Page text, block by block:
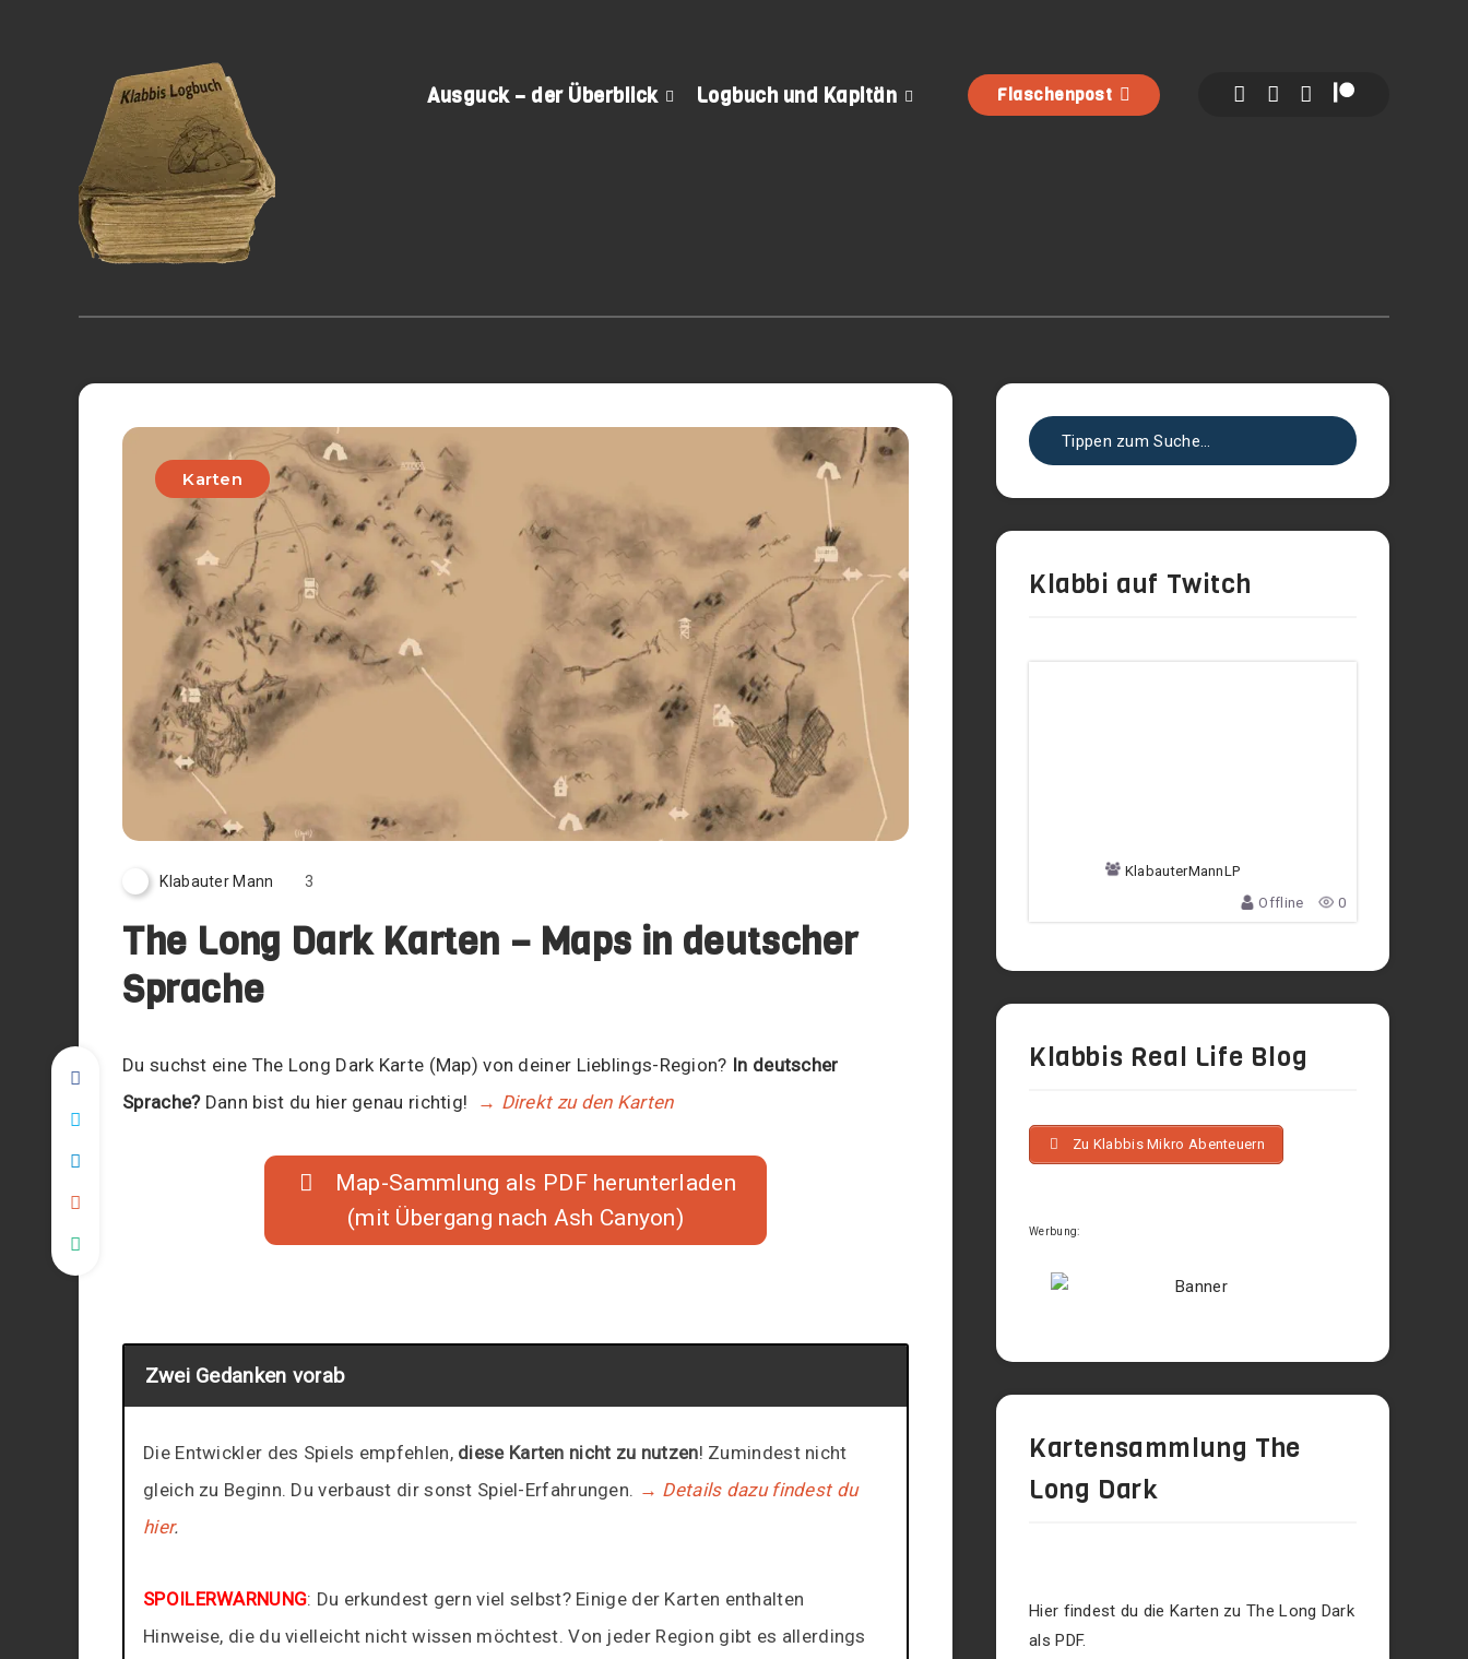
Ausguck – der Überblick Logbuch und Kapitän Flaschenpost
Karten
Klabauter Mann 3
The Long Dark Karten – Maps in deutscher
Sprache
Du suchst eine The Long Dark Karte (Map) von deiner Lieblings-Region? In deutscher
Sprache?Dann bist du hier genau richtig! → Direkt zu den Karten
Map-Sammlung als PDF herunterladen
(mit Übergang nach Ash Canyon)
Zwei Gedanken vorab
Die Entwickler des Spiels empfehlen, diese Karten nicht zu nutzen! Zumindest nicht
gleich zu Beginn. Du verbaust dir sonst Spiel-Erfahrungen. → Details dazu findest du
hier.
SPOILERWARNUNG: Du erkundest gern viel selbst? Einige der Karten enthalten
Hinweise, die du vielleicht nicht wissen möchtest. Von jeder Region gibt es allerdings
Klabbi auf Twitch
KlabauterMannLP
Offline
0
Klabbis Real Life Blog
Zu Klabbis Mikro Abenteuern
Werbung:
Kartensammlung The
Long Dark
Hier findest du die Karten zu The Long Dark
als PDF.